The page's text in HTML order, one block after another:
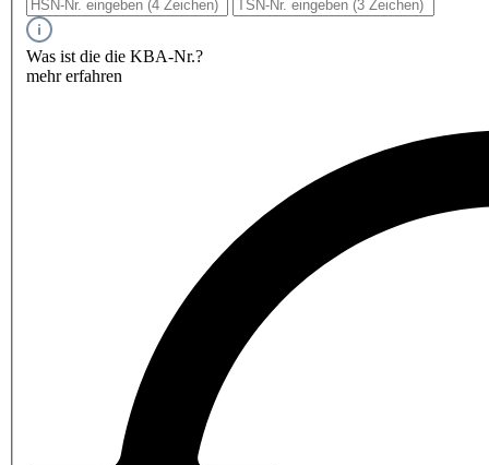
Was ist die die KBA-Nr.?
mehr erfahren